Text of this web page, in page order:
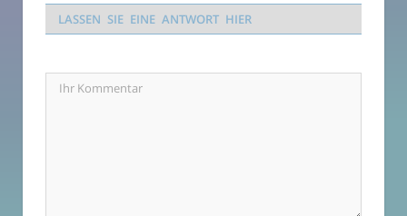
LASSEN SIE EINE ANTWORT HIER